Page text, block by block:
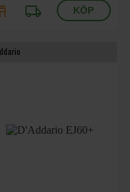
local_shipping